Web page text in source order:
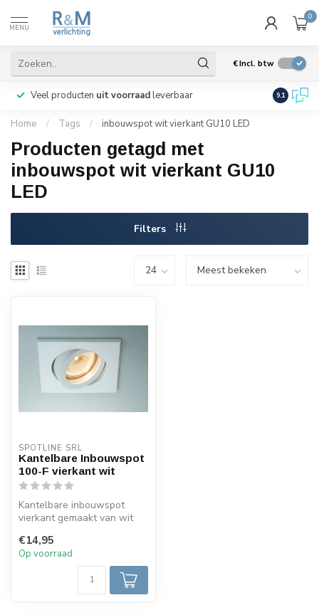
MENU
0
€Incl. btw
Veel producten uit voorraadleverbaar Wij
9.1
Home / Tags / inbouwspot wit vierkant GU10 LED
Producten getagd met
inbouwspot wit vierkant GU10
LED
Filters
SPOTLINE SRL
Kantelbare Inbouwspot
100-F vierkant wit
Kantelbare inbouwspot
vierkant gemaakt van wit
inbouwspo...
€14,95
Op voorraad